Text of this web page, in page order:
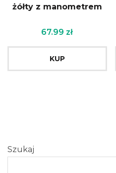
żółty z manometrem
67.99 zł
KUP
Szukaj